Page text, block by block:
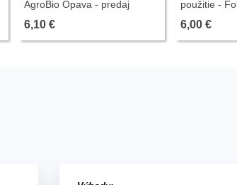
AgroBio Opava - predaj
stimulátorov - 250 ml
6,10 €
použitie -
6,00 €